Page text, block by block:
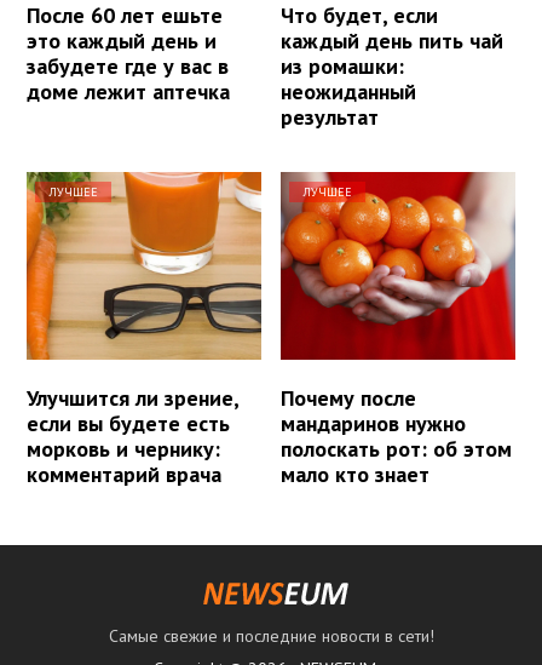
После 60 лет ешьте
это каждый день и
забудете где у вас в
доме лежит аптечка
Что будет, если
каждый день пить чай
из ромашки:
неожиданный
результат
ЛУЧШЕЕ
Улучшится ли зрение,
если вы будете есть
морковь и чернику:
комментарий врача
ЛУЧШЕЕ
Почему после
мандаринов нужно
полоскать рот: об этом
мало кто знает
Самые свежие и последние новости в сети!